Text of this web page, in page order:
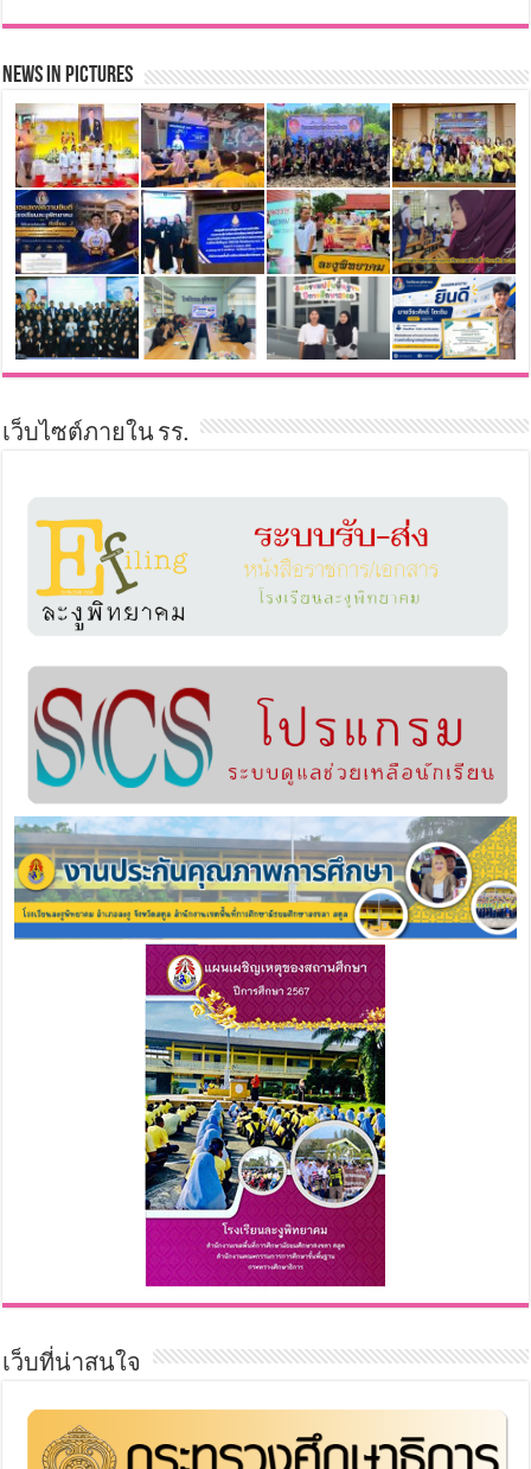
News in Pictures
เว็บไซต์ภายใน รร.
เว็บที่น่าสนใจ